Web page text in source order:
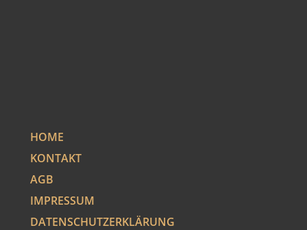
HOME
KONTAKT
AGB
IMPRESSUM
DATENSCHUTZERKLÄRUNG